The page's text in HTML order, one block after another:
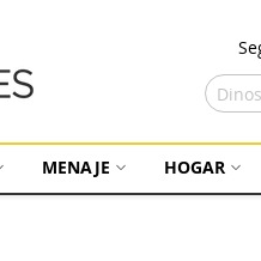
MENAJE HOGAR